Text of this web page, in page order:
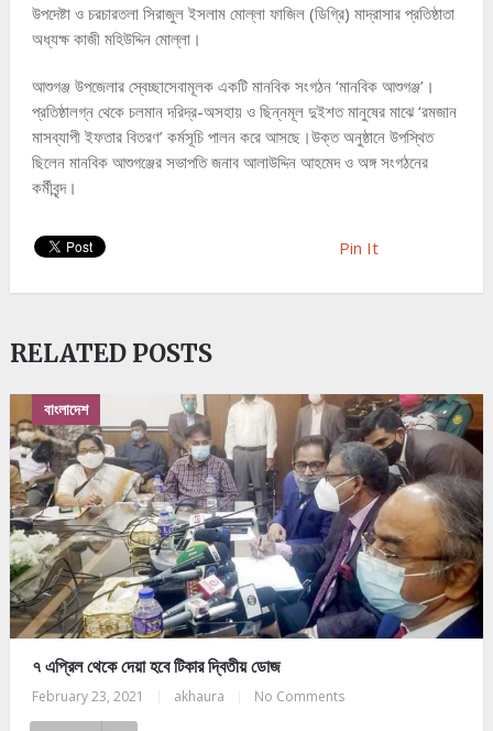
উপদেষ্টা ও চরচারতলা সিরাজুল ইসলাম মোল্লা ফাজিল (ডিগ্রি) মাদ্রাসার প্রতিষ্ঠাতা
অধ্যক্ষ কাজী মহিউদ্দিন মোল্লা।
আশুগঞ্জ উপজেলার স্বেচ্ছাসেবামূলক একটি মানবিক সংগঠন ‘মানবিক আশুগঞ্জ’।
প্রতিষ্ঠালগ্ন থেকে চলমান দরিদ্র-অসহায় ও ছিন্নমূল দুইশত মানুষের মাঝে ‘রমজান
মাসব্যাপী ইফতার বিতরণ’ কর্মসূচি পালন করে আসছে।উক্ত অনুষ্ঠানে উপস্থিত
ছিলেন মানবিক আশুগঞ্জের সভাপতি জনাব আলাউদ্দিন আহমেদ ও অঙ্গ সংগঠনের
কর্মীবৃন্দ।
Pin It
RELATED POSTS
বাংলাদেশ
৭ এপ্রিল থেকে দেয়া হবে টিকার দ্বিতীয় ডোজ
February 23, 2021 akhaura No Comments